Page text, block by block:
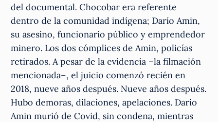
del documental. Chocobar era referente
dentro de la comunidad indígena; Darío Amin,
su asesino, funcionario público y emprendedor
minero. Los dos cómplices de Amin, policías
retirados. A pesar de la evidencia –la filmación
mencionada–, el juicio comenzó recién en
2018, nueve años después. Nueve años después.
Hubo demoras, dilaciones, apelaciones. Dario
Amin murió de Covid, sin condena, mientras